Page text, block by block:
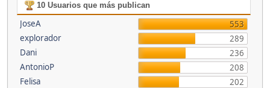
10 Usuarios que más publican
JoseA
553
explorador
289
Dani
236
AntonioP
208
Felisa
202